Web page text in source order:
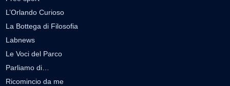
L’Orlando Curioso
La Bottega di Filosofia
Labnews
Le Voci del Parco
Parliamo di…
Ricomincio da me